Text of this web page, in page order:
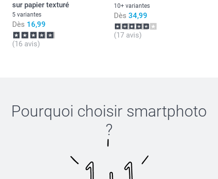
sur papier texturé
5 variantes
Dès 16,99
(16 avis)
10+ variantes
Dès 34,99
(17 avis)
Pourquoi choisir smartphoto
?